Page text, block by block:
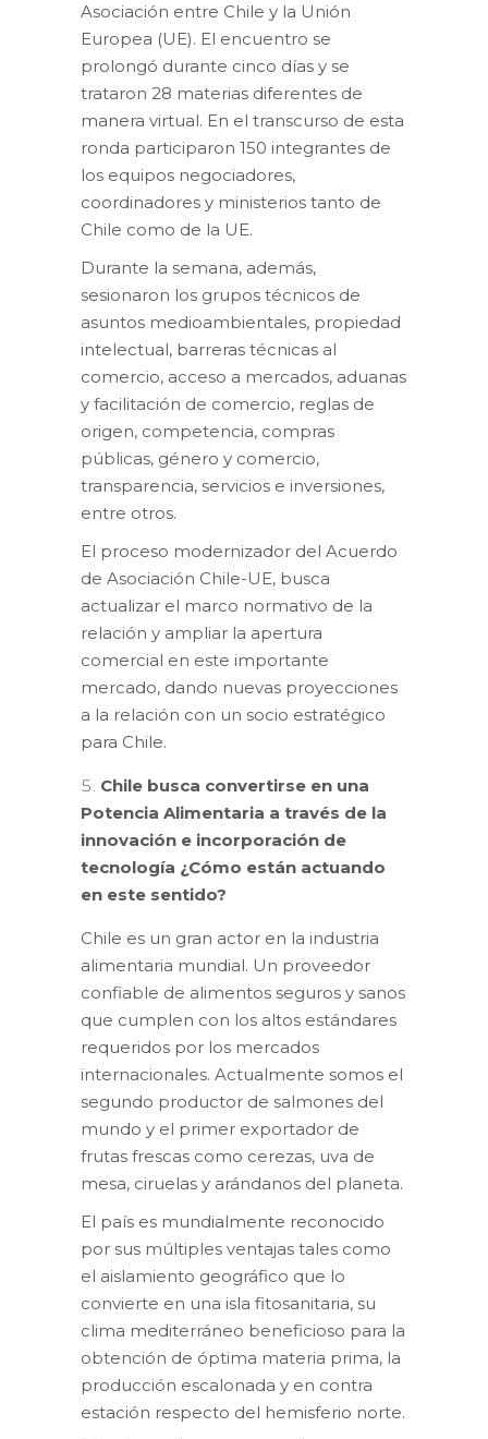
Asociación entre Chile y la Unión
Europea (UE). El encuentro se
prolongó durante cinco días y se
trataron 28 materias diferentes de
manera virtual. En el transcurso de esta
ronda participaron 150 integrantes de
los equipos negociadores,
coordinadores y ministerios tanto de
Chile como de la UE.
Durante la semana, además,
sesionaron los grupos técnicos de
asuntos medioambientales, propiedad
intelectual, barreras técnicas al
comercio, acceso a mercados, aduanas
y facilitación de comercio, reglas de
origen, competencia, compras
públicas, género y comercio,
transparencia, servicios e inversiones,
entre otros.
El proceso modernizador del Acuerdo
de Asociación Chile-UE, busca
actualizar el marco normativo de la
relación y ampliar la apertura
comercial en este importante
mercado, dando nuevas proyecciones
a la relación con un socio estratégico
para Chile.
Chile busca convertirse en una
Potencia Alimentaria a través de la
innovación e incorporación de
tecnología ¿Cómo están actuando
en este sentido?
Chile es un gran actor en la industria
alimentaria mundial. Un proveedor
confiable de alimentos seguros y sanos
que cumplen con los altos estándares
requeridos por los mercados
internacionales. Actualmente somos el
segundo productor de salmones del
mundo y el primer exportador de
frutas frescas como cerezas, uva de
mesa, ciruelas y arándanos del planeta.
El país es mundialmente reconocido
por sus múltiples ventajas tales como
el aislamiento geográfico que lo
convierte en una isla fitosanitaria, su
clima mediterráneo beneficioso para la
obtención de óptima materia prima, la
producción escalonada y en contra
estación respecto del hemisferio norte.